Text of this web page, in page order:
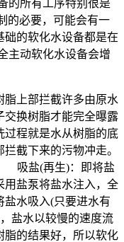
的所有工序特别很是
的必要，可能会有一
的软化水设备都是在
主动软化水设备会增
脂上部拦截许多由原水
交换树脂才能完全曝露
过程就是水从树脂的底
截下来的污物冲走。
吸盐(再生)：即将盐
用盐泵将盐水注入，全
盐水吸入(只要进水有
盐水以较慢的速度流
脂的结果好，所以软化